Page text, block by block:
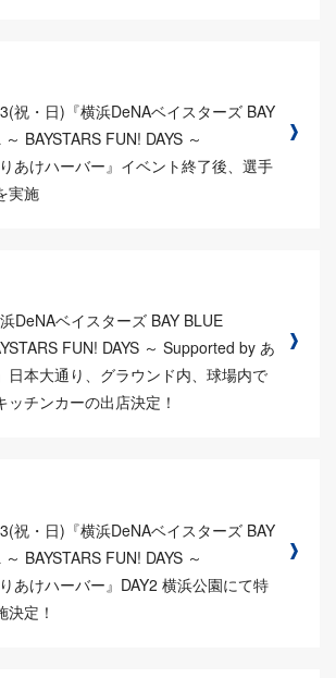
祝・日)『横浜DeNAベイスターズ BAY
BAYSTARS FUN! DAYS ～
あけハーバー』イベント終了後、選手
実施
浜DeNAベイスターズ BAY BLUE
FUN! DAYS ～ Supported by あ
日本大通り、グラウンド内、球場内で
チンカーの出店決定！
祝・日)『横浜DeNAベイスターズ BAY
BAYSTARS FUN! DAYS ～
あけハーバー』DAY2 横浜公園にて特
定！